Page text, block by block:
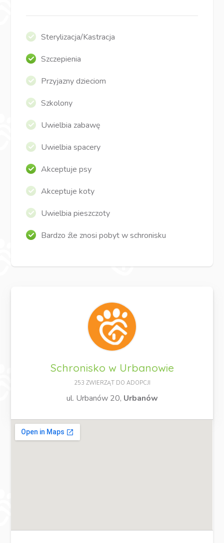
Sterylizacja/Kastracja
Szczepienia
Przyjazny dzieciom
Szkolony
Uwielbia zabawę
Uwielbia spacery
Akceptuje psy
Akceptuje koty
Uwielbia pieszczoty
Bardzo źle znosi pobyt w schronisku
Schronisko w Urbanowie
253 ZWIERZĄT DO ADOPCJI
ul. Urbanów 20, Urbanów